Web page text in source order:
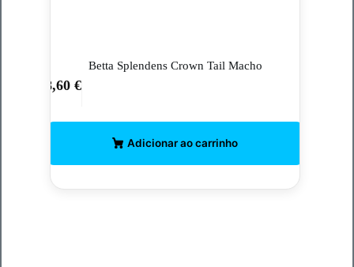
Betta Splendens Crown Tail Macho
8,60 €